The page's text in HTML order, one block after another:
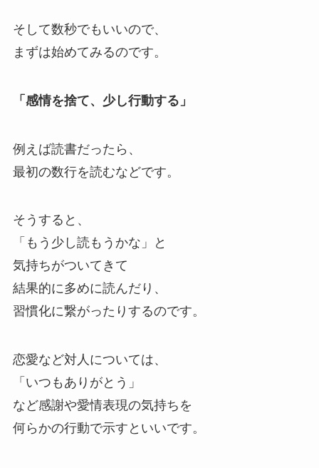
そして数秒でもいいので、
まずは始めてみるのです。
「感情を捨て、少し行動する」
例えば読書だったら、
最初の数行を読むなどです。
そうすると、
「もう少し読もうかな」と
気持ちがついてきて
結果的に多めに読んだり、
習慣化に繋がったりするのです。
恋愛など対人については、
「いつもありがとう」
など感謝や愛情表現の気持ちを
何らかの行動で示すといいです。